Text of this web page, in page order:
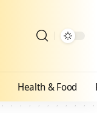
Health & Food